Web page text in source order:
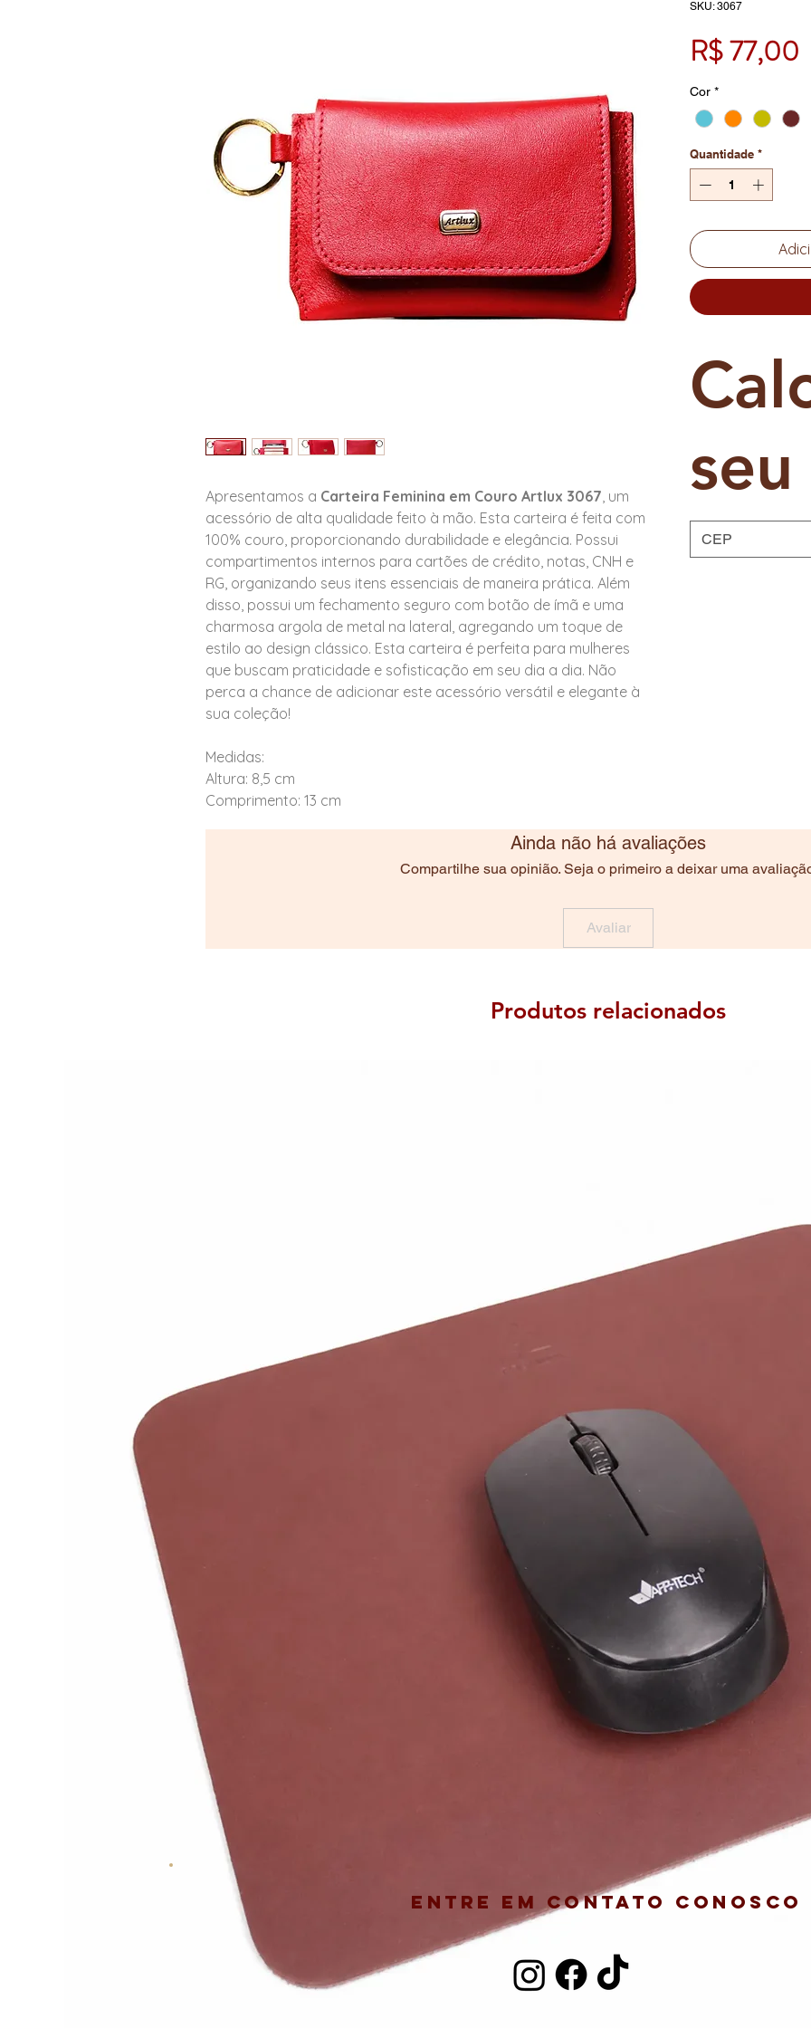
Apresentamos a Carteira Feminina em Couro Artlux 3067, um
acessório de alta qualidade feito à mão. Esta carteira é feita com
100% couro, proporcionando durabilidade e elegância. Possui
compartimentos internos para cartões de crédito, notas, CNH e
RG, organizando seus itens essenciais de maneira prática. Além
disso, possui um fechamento seguro com botão de ímã e uma
charmosa argola de metal na lateral, agregando um toque de
estilo ao design clássico. Esta carteira é perfeita para mulheres
que buscam praticidade e sofisticação em seu dia a dia. Não
perca a chance de adicionar este acessório versátil e elegante à
sua coleção!
Medidas:
Altura: 8,5 cm
Comprimento: 13 cm
SKU: 3067
R$ 77,00
Cor *
Quantidade *
Ainda não há avaliações
Compartilhe sua opinião. Seja o primeiro a deixar uma
Avaliar
Produtos relacionados
Entre em contato conosco